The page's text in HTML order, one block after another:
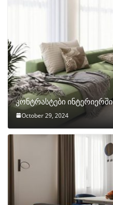
კონტრასტები ინტერიერში
October 29, 2024